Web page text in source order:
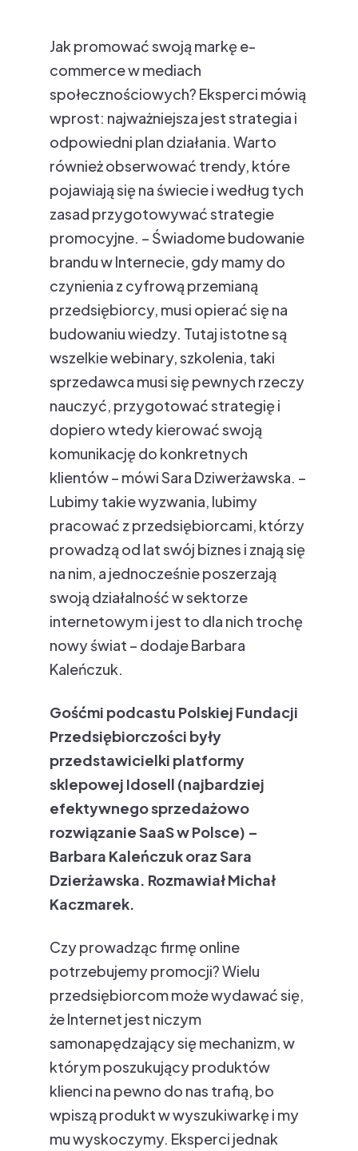
Jak promować swoją markę e-
commerce w mediach
społecznościowych? Eksperci mówią
wprost: najważniejsza jest strategia i
odpowiedni plan działania. Warto
również obserwować trendy, które
pojawiają się na świecie i według tych
zasad przygotowywać strategie
promocyjne. – Świadome budowanie
brandu w Internecie, gdy mamy do
czynienia z cyfrową przemianą
przedsiębiorcy, musi opierać się na
budowaniu wiedzy. Tutaj istotne są
wszelkie webinary, szkolenia, taki
sprzedawca musi się pewnych rzeczy
nauczyć, przygotować strategię i
dopiero wtedy kierować swoją
komunikację do konkretnych
klientów – mówi Sara Dziwerżawska. –
Lubimy takie wyzwania, lubimy
pracować z przedsiębiorcami, którzy
prowadzą od lat swój biznes i znają się
na nim, a jednocześnie poszerzają
swoją działalność w sektorze
internetowym i jest to dla nich trochę
nowy świat – dodaje Barbara
Kaleńczuk.
Gośćmi podcastu Polskiej Fundacji
Przedsiębiorczości były
przedstawicielki platformy
sklepowej Idosell (najbardziej
efektywnego sprzedażowo
rozwiązanie SaaS w Polsce) –
Barbara Kaleńczuk oraz Sara
Dzierżawska. Rozmawiał Michał
Kaczmarek.
Czy prowadząc firmę online
potrzebujemy promocji? Wielu
przedsiębiorcom może wydawać się,
że Internet jest niczym
samonapędzający się mechanizm, w
którym poszukujący produktów
klienci na pewno do nas trafią, bo
wpiszą produkt w wyszukiwarkę i my
mu wyskoczymy. Eksperci jednak